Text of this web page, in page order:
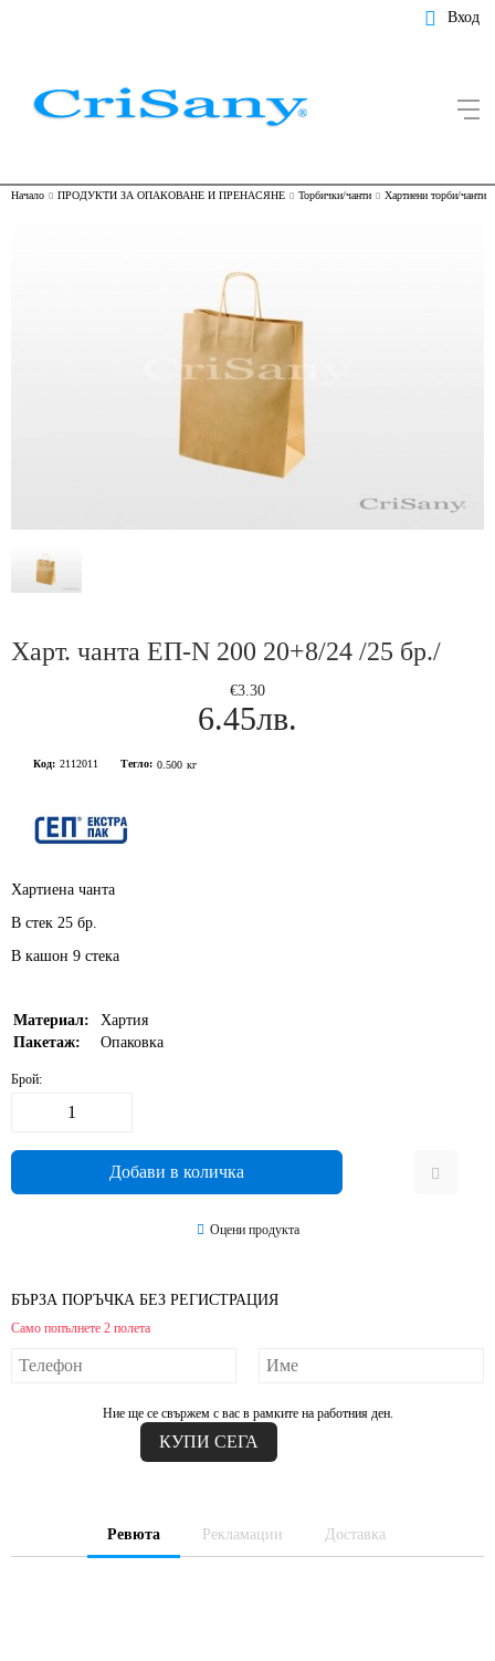
Вход
Начало ПРОДУКТИ ЗА ОПАКОВАНЕ И ПРЕНАСЯНЕ Торбички/чанти Хартиени торби/чанти
Харт. чанта ЕП-N 200 20+8/24 /25 бр./
€3.30
6.45лв.
Код: 2112011 Тегло: 0.500 кг
Хартиена чанта
В стек 25 бр.
В кашон 9 стека
Материал:
Хартия
Пакетаж:
Опаковка
Брой:
Оцени продукта
БЪРЗА ПОРЪЧКА БЕЗ РЕГИСТРАЦИЯ
Само попълнете 2 полета
Ние ще се свържем с вас в рамките на работния ден.
Ревюта Рекламации Доставка